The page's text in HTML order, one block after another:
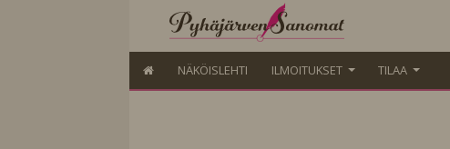
NÄKÖISLEHTI ILMOITUKSET TILAA